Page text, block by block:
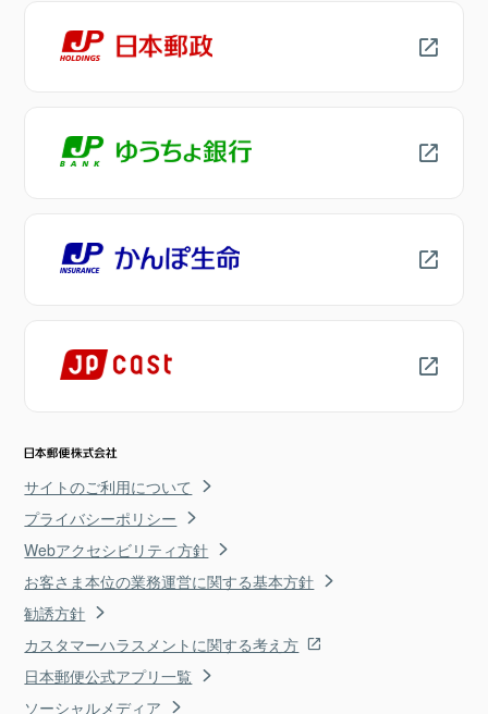
サイトのご利用について
プライバシーポリシー
Webアクセシビリティ方針
お客さま本位の業務運営に関する基本方針
勧誘方針
カスタマーハラスメントに関する考え方
日本郵便公式アプリ一覧
ソーシャルメディア